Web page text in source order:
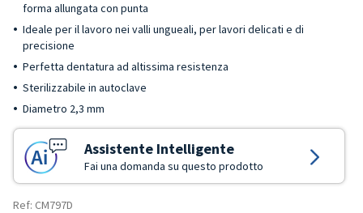
forma allungata con punta
Ideale per il lavoro nei valli ungueali, per lavori delicati e di
precisione
Perfetta dentatura ad altissima resistenza
Sterilizzabile in autoclave
Diametro 2,3 mm
Assistente Intelligente
Fai una domanda su questo prodotto
Ref: CM797D